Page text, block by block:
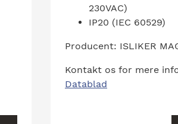
230VAC)
IP20 (IEC 60529)
Producent: ISLIKER
Kontakt os for mere
Datablad